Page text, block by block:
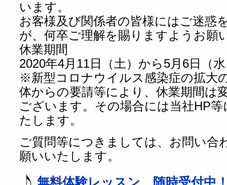
います。
お客様及び関係者の皆様にはご迷惑
が、何卒ご理解を賜りますようお願
休業期間
2020年4月11日（土）から5月6日（
※新型コロナウイルス感染症の拡大
体からの要請等により、休業期間は
ございます。その場合には当社HP
たします。
ご質問等につきましては、お問い合
願いいたします。
無料体験レッスン、随時受付中